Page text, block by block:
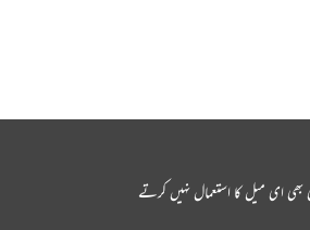
ای میل کا استعمال نہیں کرتے